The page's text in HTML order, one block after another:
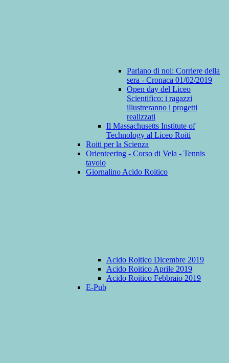
Parlano di noi: Corriere della
sera - Cronaca 01/02/2019
Open day del Liceo
Scientifico: i ragazzi
illustreranno i progetti
realizzati
Il Massachusetts Institute of
Technology al Liceo Roiti
Roiti per la Scienza
Orienteering - Corso di Vela - Tennis
tavolo
Giornalino Acido Roitico
Acido Roitico Dicembre 2019
Acido Roitico Aprile 2019
Acido Roitico Febbraio 2019
E-Pub